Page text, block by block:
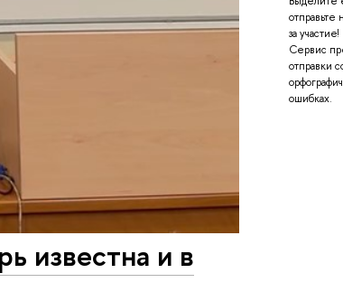
за участие!
Сервис
отправки
ошибках.
известна и в